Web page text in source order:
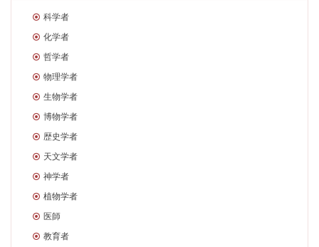
科学者
化学者
哲学者
物理学者
生物学者
博物学者
歴史学者
天文学者
神学者
植物学者
医師
教育者